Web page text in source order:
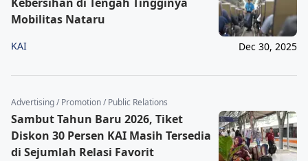
Mobilitas Nataru
KAI Dec 30, 2025
Advertising / Promotion / Public Relations
Sambut Tahun Baru 2026, Tiket
Diskon 30 Persen KAI Masih Tersedia
di Sejumlah Relasi Favorit